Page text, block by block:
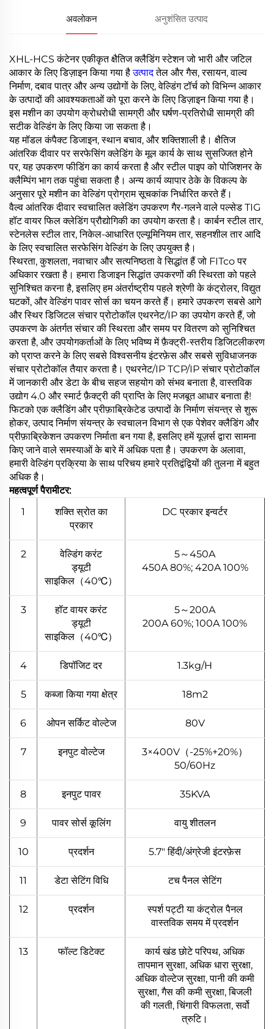
अवलोकन अनुशंसित उत्पाद
XHL-HCS कंटेनर एकीकृत क्षैतिज क्लैडिंग स्टेशन जो भारी और जटिल
आकार के लिए डिज़ाइन किया गया हैउत्पादतेल और गैस, रसायन, वाल्व
निर्माण, दबाव पात्र और अन्य उद्योगों के लिए, वेल्डिंग टॉर्च को विभिन्न आकार
के उत्पादों की आवश्यकताओं को पूरा करने के लिए डिज़ाइन किया गया है।
इस मशीन का उपयोग क्रोधरोधी सामग्री और घर्षण-प्रतिरोधी सामग्री की
सटीक वेल्डिंग के लिए किया जा सकता है।
यह मॉडल कंपैक्ट डिजाइन, स्थान बचाव, और शक्तिशाली है। क्षैतिज
आंतरिक दीवार पर सरफेसिंग क्लेडिंग के मूल कार्य के साथ सुसज्जित होने
पर, यह उपकरण फीडिंग का कार्य करता है और स्टील पाइप को पोजिशनर के
क्लैम्पिंग भाग तक पहुंचा सकता है। अन्य कार्य व्यापार ठेके के विकल्प के
अनुसार पूरे मशीन का वेल्डिंग प्रोग्राम सूचकांक निर्धारित करते हैं।
वैल्व आंतरिक दीवार स्वचालित क्लेडिंग उपकरण गैर-गलने वाले पल्सेड TIG
हॉट वायर फिल क्लेडिंग प्रौद्योगिकी का उपयोग करता है। कार्बन स्टील तार,
स्टेनलेस स्टील तार, निकेल-आधारित एल्यूमिनियम तार, सहनशील तार आदि
के लिए स्वचालित सरफेसिंग वेल्डिंग के लिए उपयुक्त है।
स्थिरता, कुशलता, नवाचार और सत्यनिष्ठता वे सिद्धांत हैं जो FITco पर
अधिकार रखता है। हमारा डिजाइन सिद्धांत उपकरणों की स्थिरता को पहले
सुनिश्चित करना है, इसलिए हम अंतर्राष्ट्रीय पहले श्रेणी के कंट्रोलर, विद्युत
घटकों, और वेल्डिंग पावर सोर्स का चयन करते हैं। हमारे उपकरण सबसे आगे
और स्थिर डिजिटल संचार प्रोटोकॉल एथरनेट/IP का उपयोग करते हैं, जो
उपकरण के अंतर्गत संचार की स्थिरता और समय पर वितरण को सुनिश्चित
करता है, और उपयोगकर्ताओं के लिए भविष्य में फ़ैक्ट्री-स्तरीय डिजिटलीकरण
को प्राप्त करने के लिए सबसे विश्वसनीय इंटरफ़ेस और सबसे सुविधाजनक
संचार प्रोटोकॉल तैयार करता है। एथरनेट/IP TCP/IP संचार प्रोटोकॉल
में जानकारी और डेटा के बीच सहज सहयोग को संभव बनाता है, वास्तविक
उद्योग 4.0 और स्मार्ट फ़ैक्ट्री की प्राप्ति के लिए मजबूत आधार बनाता है!
फिटको एक क्लैडिंग और प्रीफ़ाब्रिकेटेड उत्पादों के निर्माण संयन्त्र से शुरू
होकर, उत्पाद निर्माण संयन्त्र के स्वचालन विभाग से एक पेशेवर क्लैडिंग और
प्रीफ़ाब्रिकेशन उपकरण निर्माता बन गया है, इसलिए हमें यूज़र्स द्वारा सामना
किए जाने वाले समस्याओं के बारे में अधिक पता है। उपकरण के अलावा,
हमारी वेल्डिंग प्रक्रिया के साथ परिचय हमारे प्रतिद्वंद्वियों की तुलना में बहुत
अधिक है।
महत्वपूर्ण पैरामीटर:
1
शक्ति स्रोत का
प्रकार
DC प्रकार इन्वर्टर
2
वेल्डिंग करंट
ड्यूटी
साइकिल（40℃）
5～450A
450A 80%; 420A 100%
3
हॉट वायर करंट
ड्यूटी
साइकिल（40℃）
5～200A
200A 60%; 100A 100%
4 डिपॉजिट दर 1.3kg/H
5 कब्जा किया गया क्षेत्र 18m2
6 ओपन सर्किट वोल्टेज 80V
7 इनपुट वोल्टेज
3×400V（-25%+20%）
50/60Hz
8 इनपुट पावर 35KVA
9 पावर सोर्स कूलिंग वायु शीतलन
10 प्रदर्शन 5.7" हिंदी/अंग्रेजी इंटरफ़ेस
11 डेटा सेटिंग विधि टच पैनल सेटिंग
12 प्रदर्शन
स्पर्श पट्टी या कंट्रोल पैनल
वास्तविक समय में प्रदर्शन
13 फॉल्ट डिटेक्ट
कार्य खंड छोटे परिपथ, अधिक
तापमान सुरक्षा, अधिक धारा सुरक्षा,
अधिक वोल्टेज सुरक्षा, पानी की कमी
सुरक्षा, गैस की कमी सुरक्षा, बिजली
की गलती, चिंगारी विफलता, सर्वो
त्रुटि।